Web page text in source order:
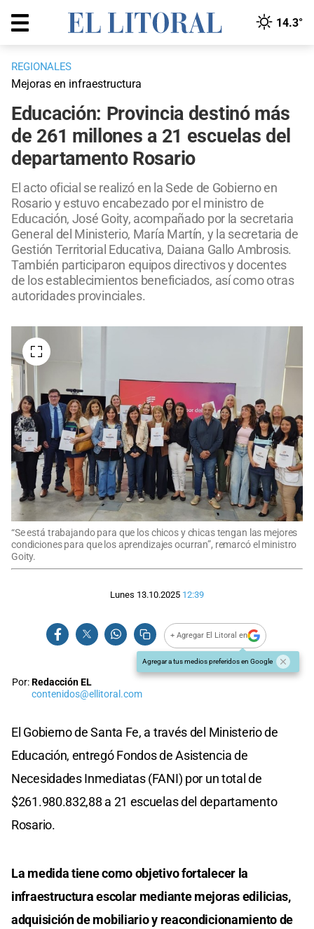
14.3°
REGIONALES
Mejoras en infraestructura
Educación: Provincia destinó más
de 261 millones a 21 escuelas del
departamento Rosario
El acto oficial se realizó en la Sede de Gobierno en
Rosario y estuvo encabezado por el ministro de
Educación, José Goity, acompañado por la secretaria
General del Ministerio, María Martín, y la secretaria de
Gestión Territorial Educativa, Daiana Gallo Ambrosis.
También participaron equipos directivos y docentes
de los establecimientos beneficiados, así como otras
autoridades provinciales.
“Se está trabajando para que los chicos y chicas tengan las mejores
condiciones para que los aprendizajes ocurran”, remarcó el ministro
Goity.
Lunes 13.10.2025 12:39
+ Agregar El Litoral en
Agregar a tus medios preferidos en Google
Por:Redacción EL
contenidos@ellitoral.com
El Gobierno de Santa Fe, a través del Ministerio de
Educación, entregó Fondos de Asistencia de
Necesidades Inmediatas (FANI) por un total de
$261.980.832,88 a 21 escuelas del departamento
Rosario.
La medida tiene como objetivo fortalecer la
infraestructura escolar mediante mejoras edilicias,
adquisición de mobiliario y reacondicionamiento de